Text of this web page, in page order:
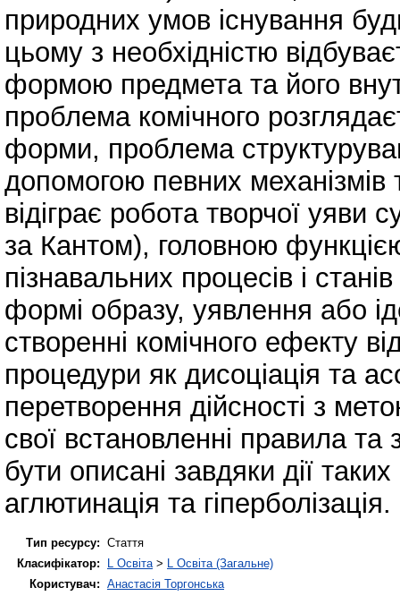
природних умов існування
цьому з необхідністю
формою предмета та його
проблема комічного
форми, проблема
допомогою певних механізмів
відіграє робота творчої уяви
за Кантом), головною
пізнавальних процесів і
формі образу, уявлення або
створенні комічного ефекту
процедури як дисоціація та
перетворення дійсності з
свої встановленні правила та
бути описані завдяки дії
аглютинація та гіперболізація.
Тип ресурсу: Стаття
Класифікатор:
L Освіта > L Освіта (Загальне)
Користувач: Анастасія Торгонська